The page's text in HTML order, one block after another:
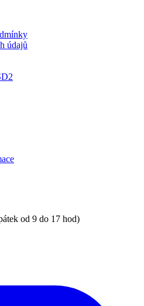
údajů
od 9 do 17 hod)